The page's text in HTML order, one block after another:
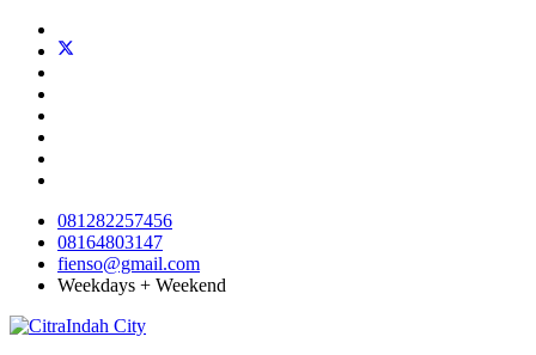
081282257456
08164803147
fienso@gmail.com
Weekdays + Weekend